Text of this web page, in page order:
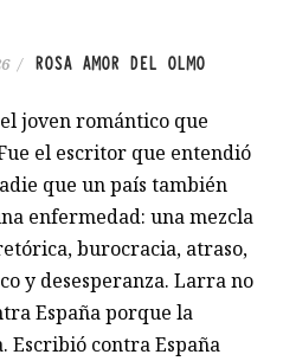
/ ROSA AMOR DEL OLMO
joven romántico que
el escritor que entendió
que un país también
enfermedad: una mezcla
burocracia, atraso,
y desesperanza. Larra no
España porque la
Escribió contra España